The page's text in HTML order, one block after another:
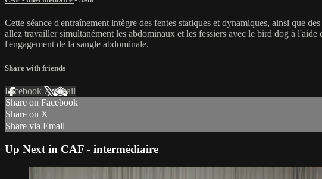
Cette séance d'entraînement intègre des fentes statiques et dynamiques, ainsi que
allez travailler simultanément les abdominaux et les fessiers avec le bird dog à
l'engagement de la sangle abdominale.
Share with friends
Facebook XEmail
Share on Facebook
Share on X
Share via Email
Up Next in CAF - intermédiaire